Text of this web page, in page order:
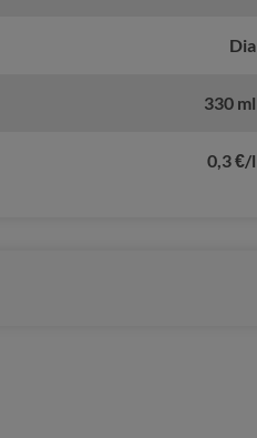
Dia
330 ml
0,3 €/l